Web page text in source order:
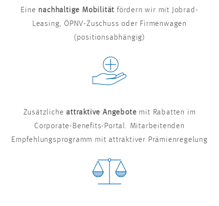
Eine nachhaltige Mobilitätfördern wir mit Jobrad-
Leasing, ÖPNV-Zuschuss oder Firmenwagen
(positionsabhängig)
Zusätzliche attraktive Angebote mit Rabatten im
Corporate-Benefits-Portal. Mitarbeitenden
Empfehlungsprogramm mit attraktiver Prämienregelung